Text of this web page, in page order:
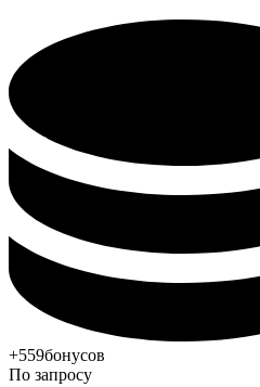
+559бонусов
По запросу